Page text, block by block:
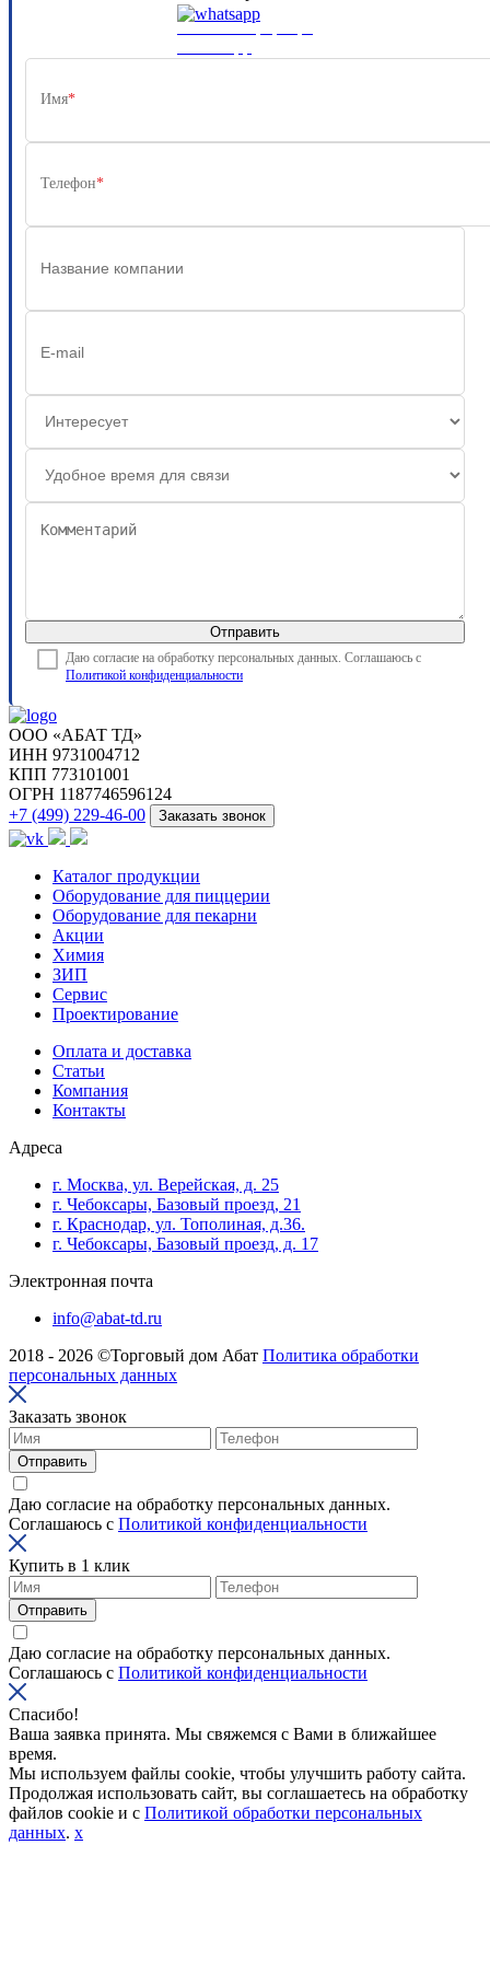
Имя*
Телефон*
Отправить
Даю согласие на обработку персональных данных. Соглашаюсь с
Политикой конфиденциальности
ООО «АБАТ ТД»
ИНН 9731004712
КПП 773101001
ОГРН 1187746596124
+7 (499) 229-46-00
Заказать звонок
Каталог продукции
Оборудование для пиццерии
Оборудование для пекарни
Акции
Химия
ЗИП
Сервис
Проектирование
Оплата и доставка
Cтатьи
Компания
Контакты
Адреса
г. Москва, ул. Верейская, д. 25
г. Чебоксары, Базовый проезд, 21
г. Краснодар, ул. Тополиная, д.36.
г. Чебоксары, Базовый проезд, д. 17
Электронная почта
info@abat-td.ru
2018 - 2026 ©Торговый дом Абат Политика обработки
персональных данных
Заказать звонок
Отправить
Даю согласие на обработку персональных данных.
Соглашаюсь с Политикой конфиденциальности
Купить в 1 клик
Отправить
Даю согласие на обработку персональных данных.
Соглашаюсь с Политикой конфиденциальности
Спасибо!
Ваша заявка принята. Мы свяжемся с Вами в ближайшее
время.
Мы используем файлы cookie, чтобы улучшить работу сайта.
Продолжая использовать сайт, вы соглашаетесь на обработку
файлов cookie и с Политикой обработки персональных
данных. x